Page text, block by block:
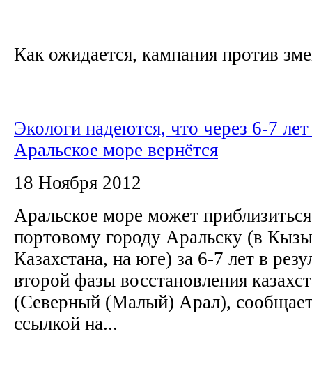
Как ожидается, кампания против
Экологи надеются, что через 6-7
Аральское море вернётся
18 Ноября 2012
Аральское море может
портовому городу Аральску (в
Казахстана, на юге) за 6-7 лет в
второй фазы восстановления
(Северный (Малый) Арал),
ссылкой на...